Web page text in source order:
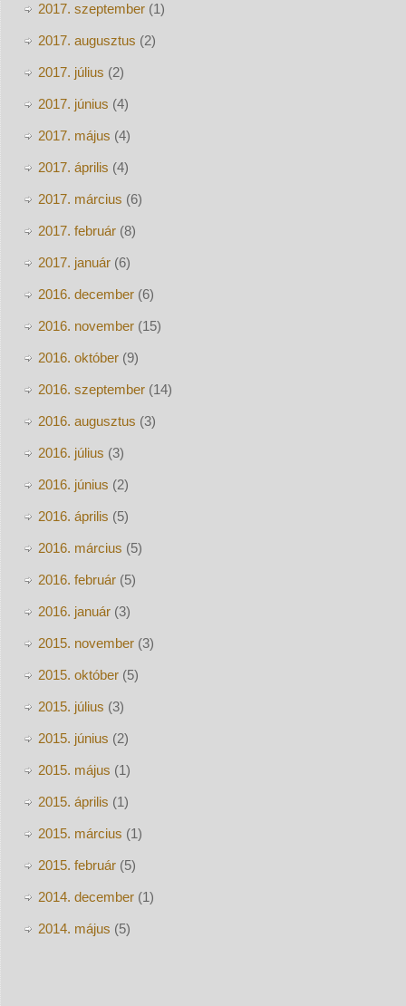
2017. szeptember(1)
2017. augusztus (2)
2017. július (2)
2017. június (4)
2017. május (4)
2017. április (4)
2017. március (6)
2017. február(8)
2017. január(6)
2016. december(6)
2016. november(15)
2016. október(9)
2016. szeptember(14)
2016. augusztus (3)
2016. július (3)
2016. június (2)
2016. április (5)
2016. március (5)
2016. február(5)
2016. január(3)
2015. november(3)
2015. október(5)
2015. július (3)
2015. június (2)
2015. május (1)
2015. április (1)
2015. március (1)
2015. február(5)
2014. december(1)
2014. május (5)